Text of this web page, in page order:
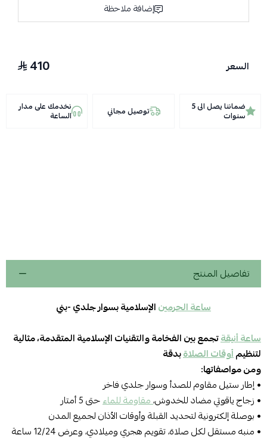
إضافة ملاحظة
السعر 410
ضماننا يصل الى 5
سنوات توصيل مجاني نخدمك على مدار
الساعة
تفاصيل المنتج
ساعة الحرمينالإسلامية بسوار جلدي -بني
ساعة أنيقةتجمع بين الفخامة والتقنيات الإسلامية المتقدمة، مثالية
لتنظيمأوقات الصلاةبدقة
ومن مواصفاتها:
• إطار ستيل مقاوم للصدأ وسوار جلدي فاخر
• زجاج ياقوتي مضاد للخدوش،مقاومة للماءحتى 5 أمتار
• بوصلة إلكترونية لتحديد القبلة وأوقات الأذان لجميع المدن
• منبه مستقل لكل صلاة، تقويم هجري وميلادي، وعرض 12/24 ساعة